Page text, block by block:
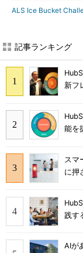
ALS Ice Bucket
記事ランキング
新フ
能を
スマ
に押
践す
AIが